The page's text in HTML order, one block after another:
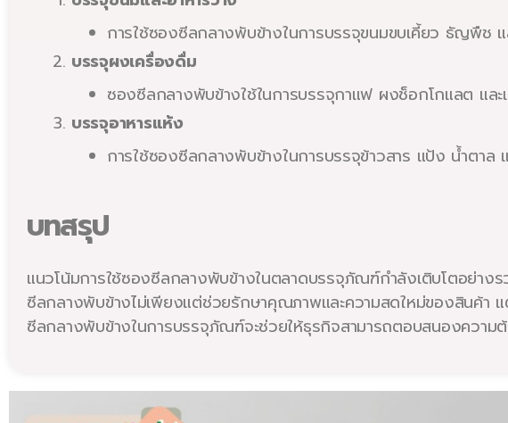
การใช้ซองซีลกลางพับข้างในการบรรจุขนมขบเคี้ยว ธัญพืช
บรรจุผงเครื่องดื่ม
ซองซีลกลางพับข้างใช้ในการบรรจุกาแฟ ผงช็อกโกแลต แ
บรรจุอาหารแห้ง
การใช้ซองซีลกลางพับข้างในการบรรจุข้าวสาร แป้ง น้ำตา
บทสรุป
แนวโน้มการใช้ซองซีลกลางพับข้างในตลาดบรรจุภัณฑ์กำลังเติบโตอย่า
ซีลกลางพับข้างไม่เพียงแต่ช่วยรักษาคุณภาพและความสดใหม่ของสินค้า
ซีลกลางพับข้างในการบรรจุภัณฑ์จะช่วยให้ธุรกิจสามารถตอบสนองควา